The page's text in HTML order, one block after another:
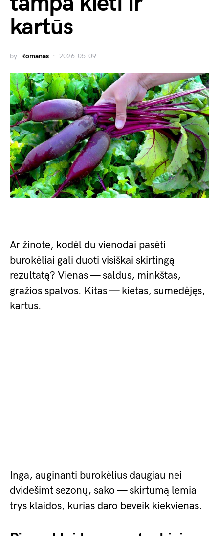
kartūs
by Romanas 2026-05-09
Ar žinote, kodėl du vienodai pasėti
burokėliai gali duoti visiškai skirtingą
rezultatą? Vienas — saldus, minkštas,
gražios spalvos. Kitas — kietas, sumedėjęs,
kartus.
Inga, auginanti burokėlius daugiau nei
dvidešimt sezonų, sako — skirtumą lemia
trys klaidos, kurias daro beveik kiekvienas.